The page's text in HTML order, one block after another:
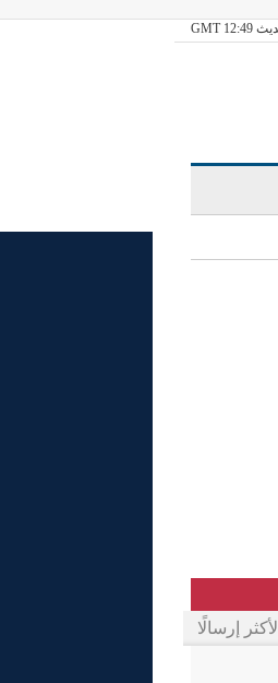
الأكثر إرسالًا